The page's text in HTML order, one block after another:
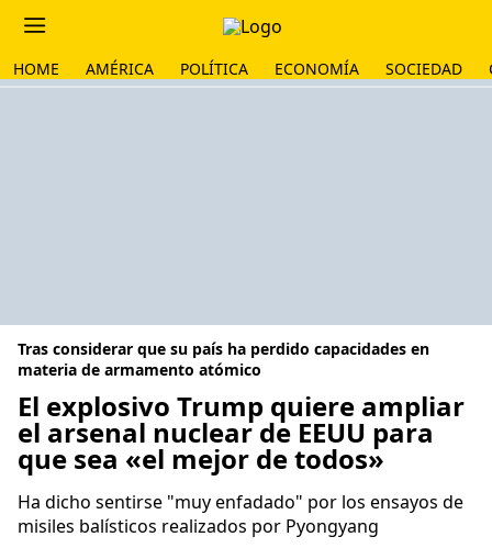
HOME AMÉRICA POLÍTICA ECONOMÍA SOCIEDAD
Tras considerar que su país ha perdido capacidades en
materia de armamento atómico
El explosivo Trump quiere ampliar
el arsenal nuclear de EEUU para
que sea «el mejor de todos»
Ha dicho sentirse "muy enfadado" por los ensayos de
misiles balísticos realizados por Pyongyang